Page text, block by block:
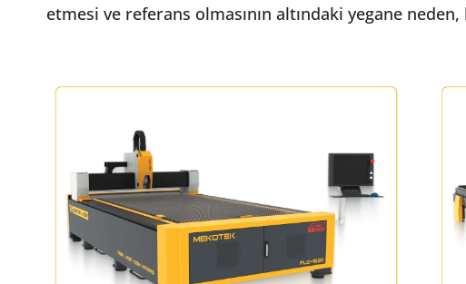
etmesi ve referans olmasının altındaki yegane